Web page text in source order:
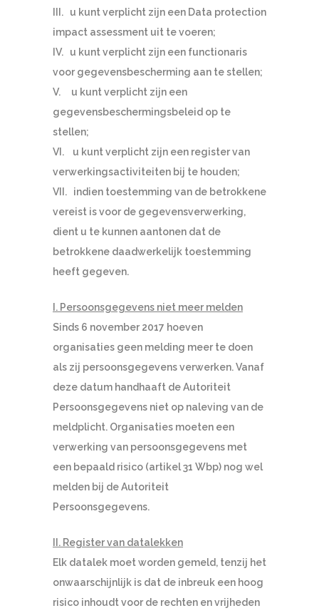
III. u kunt verplicht zijn een Data protection
impact assessment uit te voeren;
IV. u kunt verplicht zijn een functionaris
voor gegevensbescherming aan te stellen;
V. u kunt verplicht zijn een
gegevensbeschermingsbeleid op te
stellen;
VI. u kunt verplicht zijn een register van
verwerkingsactiviteiten bij te houden;
VII. indien toestemming van de betrokkene
vereist is voor de gegevensverwerking,
dient u te kunnen aantonen dat de
betrokkene daadwerkelijk toestemming
heeft gegeven.
I. Persoonsgegevens niet meer melden
Sinds 6 november 2017 hoeven
organisaties geen melding meer te doen
als zij persoonsgegevens verwerken. Vanaf
deze datum handhaaft de Autoriteit
Persoonsgegevens niet op naleving van de
meldplicht. Organisaties moeten een
verwerking van persoonsgegevens met
een bepaald risico (artikel 31 Wbp) nog wel
melden bij de Autoriteit
Persoonsgegevens.
II. Register van datalekken
Elk datalek moet worden gemeld, tenzij het
onwaarschijnlijk is dat de inbreuk een hoog
risico inhoudt voor de rechten en vrijheden